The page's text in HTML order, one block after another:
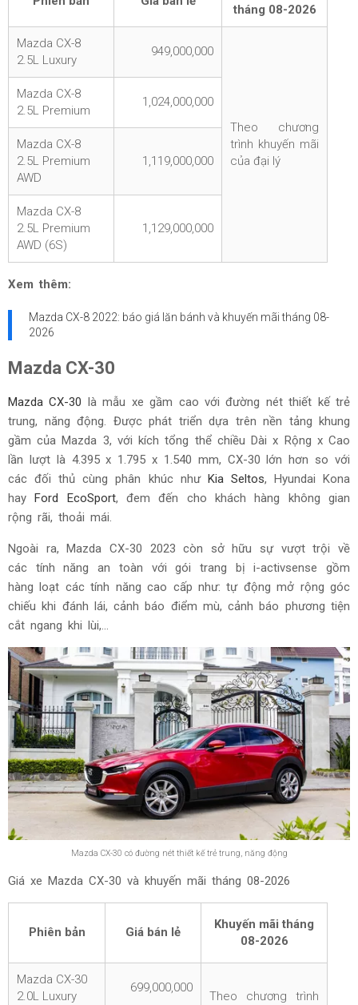
tháng 08-2026
Mazda CX-8
2.5L Luxury
949,000,000
Theo chương
trình khuyến mãi
của đại lý
Mazda CX-8
2.5L Premium
1,024,000,000
Mazda CX-8
2.5L Premium
AWD
1,119,000,000
Mazda CX-8
2.5L Premium
AWD (6S)
1,129,000,000
Xem thêm:
Mazda CX-8 2022: báo giá lăn bánh và khuyến mãi tháng 08-
2026
Mazda CX-30
Mazda CX-30 là mẫu xe gầm cao với đường nét thiết kế trẻ
trung, năng động. Được phát triển dựa trên nền tảng khung
gầm của Mazda 3, với kích tổng thể chiều Dài x Rộng x Cao
lần lượt là 4.395 x 1.795 x 1.540 mm, CX-30 lớn hơn so với
các đối thủ cùng phân khúc như Kia Seltos, Hyundai Kona
hayFord EcoSport, đem đến cho khách hàng không gian
rộng rãi, thoải mái.
Ngoài ra, Mazda CX-30 2023 còn sở hữu sự vượt trội về
các tính năng an toàn với gói trang bị i-activsense gồm
hàng loạt các tính năng cao cấp như: tự động mở rộng góc
chiếu khi đánh lái, cảnh báo điểm mù, cảnh báo phương tiện
cắt ngang khi lùi,...
Mazda CX-30 có đường nét thiết kế trẻ trung, năng động
Giá xe Mazda CX-30 và khuyến mãi tháng 08-2026
Phiên bản Giá bán lẻ
Khuyến mãi tháng
08-2026
Mazda CX-30
2.0L Luxury
699,000,000
Theo chương trình